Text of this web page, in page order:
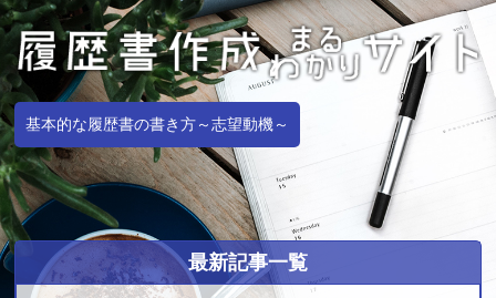
基本的な履歴書の書き方～志望動機～
最新記事一覧